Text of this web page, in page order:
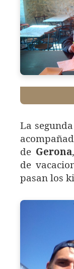
La
de Gerona
de
pasan los